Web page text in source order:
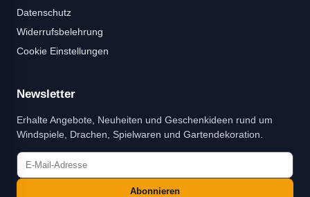
Datenschutz
Widerrufsbelehrung
Cookie Einstellungen
Newsletter
Erhalte Angebote, Neuheiten und Geschenkideen rund um
Windspiele, Drachen, Spielwaren und Gartendekoration.
Abonnieren